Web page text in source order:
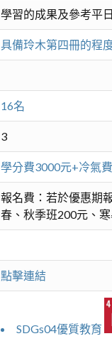
學習的成果及參考平
具備玲木第四冊的程
16名
3
學分費3000元+冷氣
報名費：若於優惠期
春、秋季班200元、
點擊連結
SDGs04優質教育